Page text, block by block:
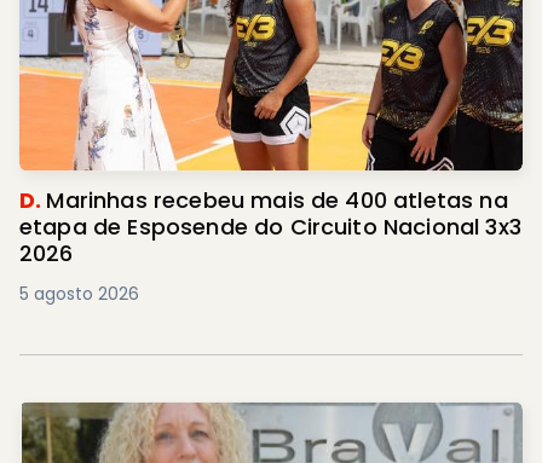
D. Marinhas recebeu mais de 400 atletas na
etapa de Esposende do Circuito Nacional 3x3
2026
5 agosto 2026